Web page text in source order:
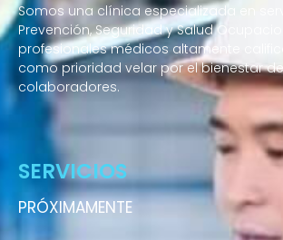
Somos una clínica especializada en
Prevención, Seguridad y Salud
profesionales médicos altamente
como prioridad velar por el bienestar de
colaboradores.
Enfermeras a domicilio
SERVICIOS
PRÓXIMAMENTE